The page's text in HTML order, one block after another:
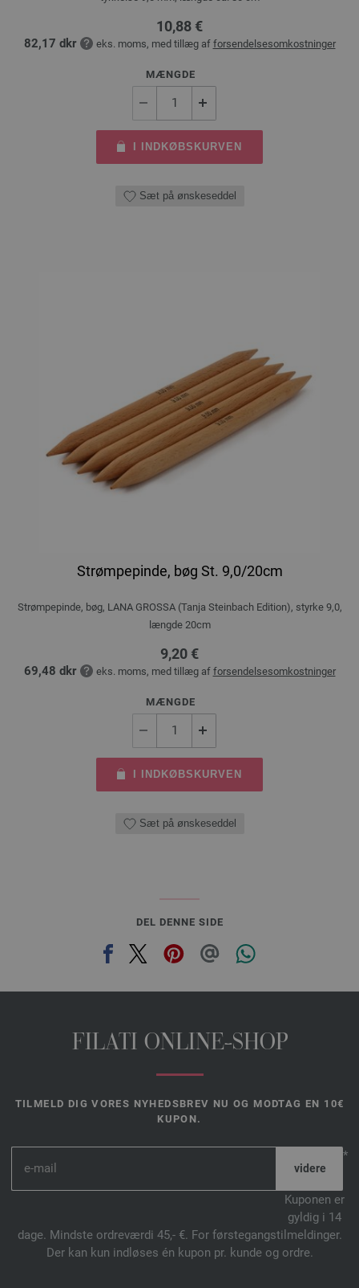
10,88 €
82,17 dkr eks. moms, med tillæg af forsendelsesomkostninger
MÆNGDE
I INDKØBSKURVEN
Sæt på ønskeseddel
Strømpepinde, bøg St. 9,0/20cm
Strømpepinde, bøg, LANA GROSSA (Tanja Steinbach Edition), styrke 9,0,
længde 20cm
9,20 €
69,48 dkr eks. moms, med tillæg af forsendelsesomkostninger
MÆNGDE
I INDKØBSKURVEN
Sæt på ønskeseddel
DEL DENNE SIDE
FILATI ONLINE-SHOP
TILMELD DIG VORES NYHEDSBREV NU OG MODTAG EN 10€
KUPON.
*
Kuponen er
gyldig i 14
dage. Mindste ordreværdi 45,- €. For førstegangstilmeldinger.
Der kan kun indløses én kupon pr. kunde og ordre.